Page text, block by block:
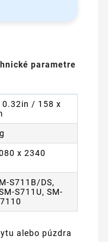
parametre
0.32in / 158 x
x 2340
S711B/DS,
S711U, SM-
alebo púzdra